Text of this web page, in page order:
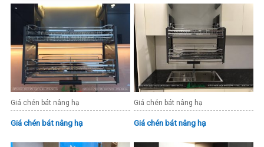
Giá chén bát nâng hạ
Giá chén bát nâng hạ
Giá chén bát nâng hạ
Giá chén bát nâng hạ